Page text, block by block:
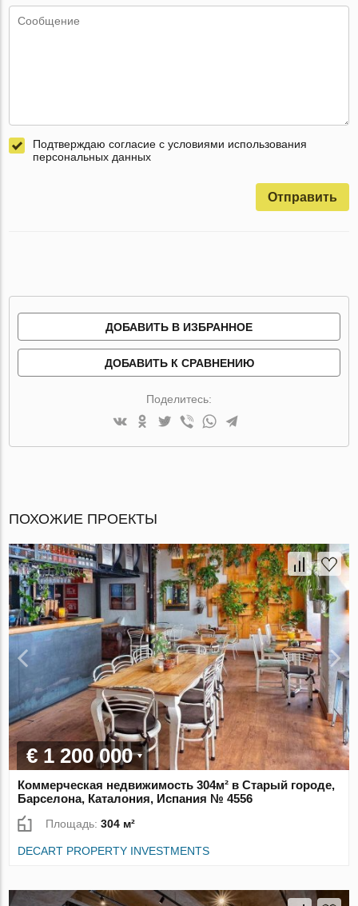
Подтверждаю согласие с условиями использования
персональных данных
Отправить
ДОБАВИТЬ В ИЗБРАННОЕ
ДОБАВИТЬ К СРАВНЕНИЮ
Поделитесь:
ПОХОЖИЕ ПРОЕКТЫ
€ 1 200 000
Коммерческая недвижимость 304м² в Старый городе,
Барселона, Каталония, Испания № 4556
Площадь:304 м²
DECART PROPERTY INVESTMENTS